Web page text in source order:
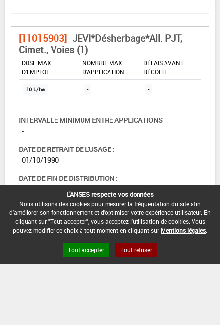
[11015903] JEVI*Désherbage*All. PJT,
Cimet., Voies (1)
DOSE MAX
D'EMPLOI
NOMBRE MAX
D'APPLICATION
DÉLAIS AVANT
RÉCOLTE
10 L/ha - -
INTERVALLE MINIMUM ENTRE APPLICATIONS :
-
DATE DE RETRAIT DE L'USAGE :
01/10/1990
DATE DE FIN DE DISTRIBUTION :
DATE DE FIN D'UTILISATION :
-
L'ANSES respecte vos données
Nous utilisons des cookies pour mesurer la fréquentation du site afin
d'améliorer son fonctionnement et d'optimiser votre expérience utilisateur. En
cliquant sur "Tout accepter", vous acceptez l'utilisation de cookies. Vous
pouvez modifier ce choix à tout moment en cliquant sur Mentions légales
Tout accepter Tout refuser